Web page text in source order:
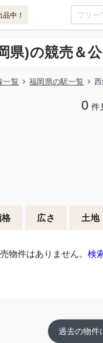
中！
県)の競売＆
一覧 福岡県の駅一覧
0 件
格 広さ 土地
物件はありません。 検
過去の物件